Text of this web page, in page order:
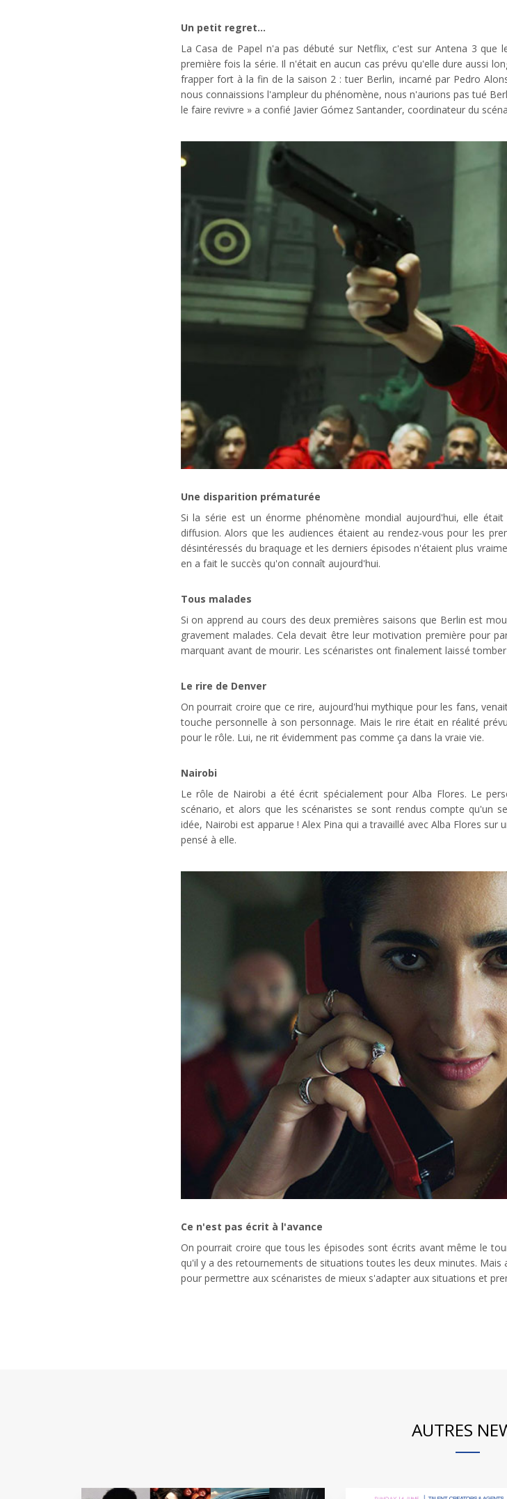
Un petit regret...
La Casa de Papel n'a pas débuté sur Netflix, c'est sur Antena 3 que
première fois la série. Il n'était en aucun cas prévu qu'elle dure aussi
frapper fort à la fin de la saison 2 : tuer Berlin, incarné par Pedro
nous connaissions l'ampleur du phénomène, nous n'aurions pas tué
le faire revivre » a confié Javier Gómez Santander, coordinateur du
Une disparition prématurée
Si la série est un énorme phénomène mondial aujourd'hui, elle
diffusion. Alors que les audiences étaient au rendez-vous pour les
désintéressés du braquage et les derniers épisodes n'étaient plus
en a fait le succès qu'on connaît aujourd'hui.
Tous malades
Si on apprend au cours des deux premières saisons que Berlin est
gravement malades. Cela devait être leur motivation première pour
marquant avant de mourir. Les scénaristes ont finalement laissé
Le rire de Denver
On pourrait croire que ce rire, aujourd'hui mythique pour les fans,
touche personnelle à son personnage. Mais le rire était en réalité
pour le rôle. Lui, ne rit évidemment pas comme ça dans la vraie vie.
Nairobi
Le rôle de Nairobi a été écrit spécialement pour Alba Flores. Le
scénario, et alors que les scénaristes se sont rendus compte qu'un
idée, Nairobi est apparue ! Alex Pina qui a travaillé avec Alba Flores
pensé à elle.
Ce n'est pas écrit à l'avance
On pourrait croire que tous les épisodes sont écrits avant même le
qu'il y a des retournements de situations toutes les deux minutes.
pour permettre aux scénaristes de mieux s'adapter aux situations et
AUTRES